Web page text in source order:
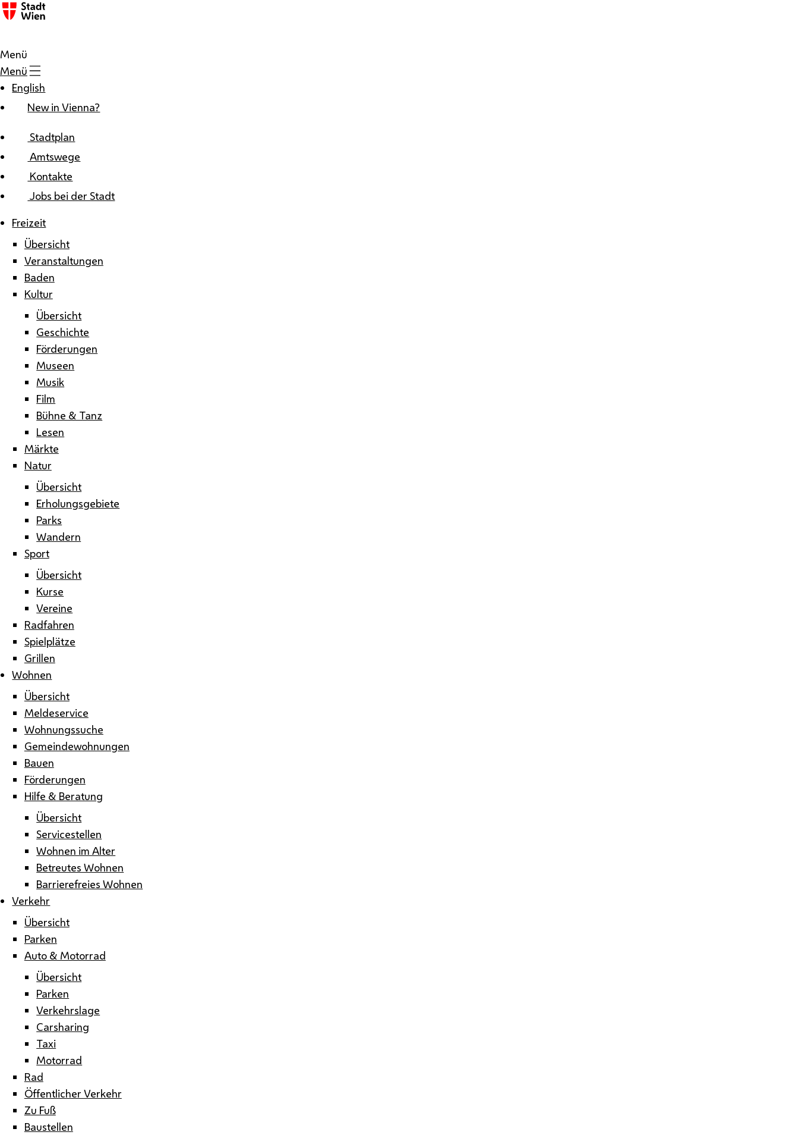
Zum Inhalt
Menü
Menü
English
New in Vienna?
Stadtplan
Amtswege
Kontakte
Jobs bei der Stadt
Freizeit
Übersicht
Veranstaltungen
Baden
Kultur
Übersicht
Geschichte
Förderungen
Museen
Musik
Film
Bühne & Tanz
Lesen
Märkte
Natur
Übersicht
Erholungsgebiete
Parks
Wandern
Sport
Übersicht
Kurse
Vereine
Radfahren
Spielplätze
Grillen
Wohnen
Übersicht
Meldeservice
Wohnungssuche
Gemeindewohnungen
Bauen
Förderungen
Hilfe & Beratung
Übersicht
Servicestellen
Wohnen im Alter
Betreutes Wohnen
Barrierefreies Wohnen
Verkehr
Übersicht
Parken
Auto & Motorrad
Übersicht
Parken
Verkehrslage
Carsharing
Taxi
Motorrad
Rad
Öffentlicher Verkehr
Zu Fuß
Baustellen